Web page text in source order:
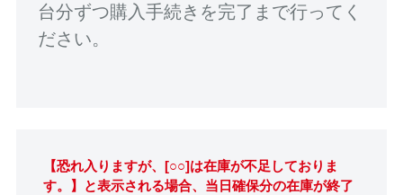
台分ずつ購入手続きを完了まで行ってく
ださい。
【恐れ入りますが、[○○]は在庫が不足しておりま
す。】と表示される場合、当日確保分の在庫が終了